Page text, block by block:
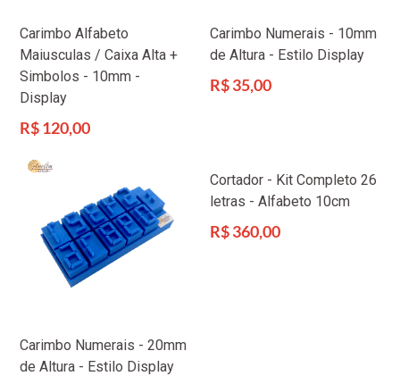
Carimbo Alfabeto
Maiusculas / Caixa Alta +
Simbolos - 10mm -
Display
Preço
R$ 120,00
Carimbo Numerais - 10mm
de Altura - Estilo Display
Preço
R$ 35,00
Carimbo Numerais - 20mm
de Altura - Estilo Display
Cortador - Kit Completo 26
letras - Alfabeto 10cm
Preço
R$ 360,00